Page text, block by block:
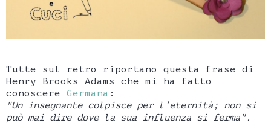
Tutte sul retro riportano questa frase di
Henry Brooks Adams che mi ha fatto
conoscere Germana :
"Un insegnante colpisce per l’eternità; non si
può mai dire dove la sua influenza si ferma".